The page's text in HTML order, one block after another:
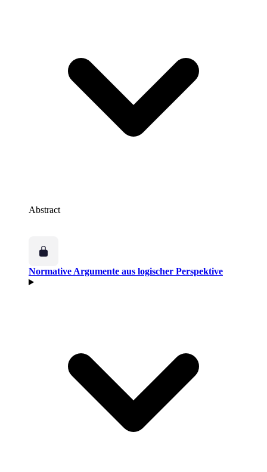
Abstract
Normative Argumente aus logischer Perspektive